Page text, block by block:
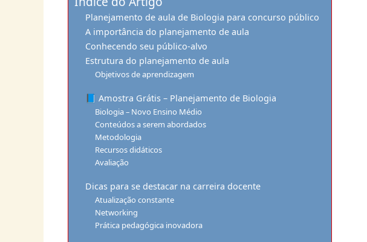
Planejamento de aula de Biologia para concurso público
A importância do planejamento de aula
Conhecendo seu público-alvo
Estrutura do planejamento de aula
Objetivos de aprendizagem
📘 Amostra Grátis – Planejamento de Biologia
Biologia – Novo Ensino Médio
Conteúdos a serem abordados
Metodologia
Recursos didáticos
Avaliação
Dicas para se destacar na carreira docente
Atualização constante
Networking
Prática pedagógica inovadora